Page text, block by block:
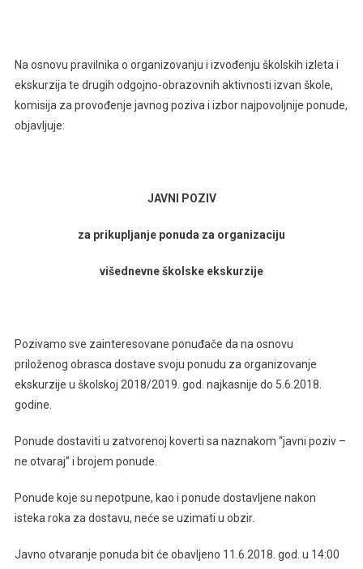
Na osnovu pravilnika o organizovanju i izvođenju školskih izleta i
ekskurzija te drugih odgojno-obrazovnih aktivnosti izvan škole,
komisija za provođenje javnog poziva i izbor najpovoljnije ponude,
objavljuje:
JAVNI POZIV
za prikupljanje ponuda za organizaciju
višednevne školske ekskurzije
Pozivamo sve zainteresovane ponuđače da na osnovu
priloženog obrasca dostave svoju ponudu za organizovanje
ekskurzije u školskoj 2018/2019. god. najkasnije do 5.6.2018.
godine.
Ponude dostaviti u zatvorenoj koverti sa naznakom “javni poziv –
ne otvaraj” i brojem ponude.
Ponude koje su nepotpune, kao i ponude dostavljene nakon
isteka roka za dostavu, neće se uzimati u obzir.
Javno otvaranje ponuda bit će obavljeno 11.6.2018. god. u 14:00